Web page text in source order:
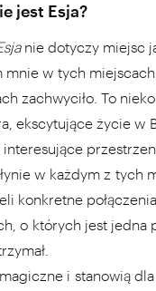
jest Esja?
nie dotyczy miejsc
mnie w tych
zachwyciło. To
ekscytujące życie w
interesujące
w każdym z tych
konkretne połączenia.
o których jest jedna
i stanowią